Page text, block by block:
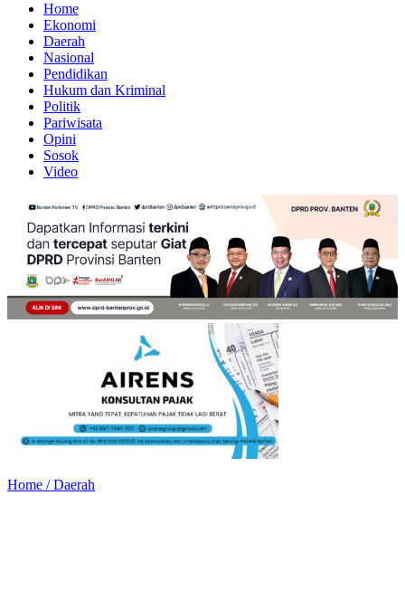
Home
Ekonomi
Daerah
Nasional
Pendidikan
Hukum dan Kriminal
Politik
Pariwisata
Opini
Sosok
Video
Home /Daerah